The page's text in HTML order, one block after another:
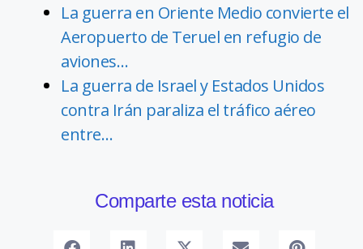
La guerra en Oriente Medio convierte el
Aeropuerto de Teruel en refugio de
aviones…
La guerra de Israel y Estados Unidos
contra Irán paraliza el tráfico aéreo
entre…
Comparte esta noticia